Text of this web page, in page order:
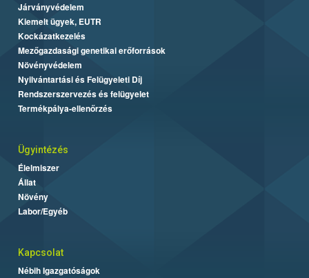
Járványvédelem
Kiemelt ügyek, EUTR
Kockázatkezelés
Mezőgazdasági genetikai erőforrások
Növényvédelem
Nyilvántartási és Felügyeleti Díj
Rendszerszervezés és felügyelet
Termékpálya-ellenőrzés
Ügyintézés
Élelmiszer
Állat
Növény
Labor/Egyéb
Kapcsolat
Nébih Igazgatóságok